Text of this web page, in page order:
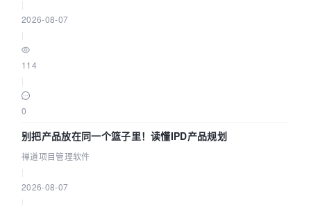
2026-08-07
114
0
别把产品放在同一个篮子里！读懂IPD产品规划
禅道项目管理软件
2026-08-07